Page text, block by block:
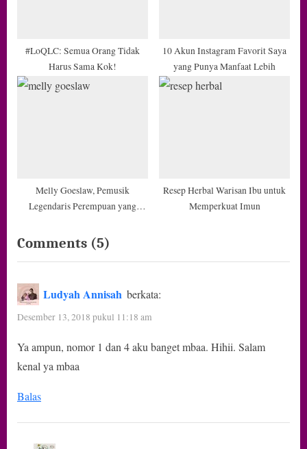
#LoQLC: Semua Orang Tidak
Harus Sama Kok!
10 Akun Instagram Favorit Saya
yang Punya Manfaat Lebih
Melly Goeslaw, Pemusik
Legendaris Perempuan yang
Resep Herbal Warisan Ibu untuk
Memperkuat Imun
Comments (5)
“5
Belum
Ludyah Annisah berkata:
Desember 13, 2018 pukul 11:18 am
Ya ampun, nomor 1 dan 4 aku banget mbaa. Hihii. Salam
kenal ya mbaa
Balas